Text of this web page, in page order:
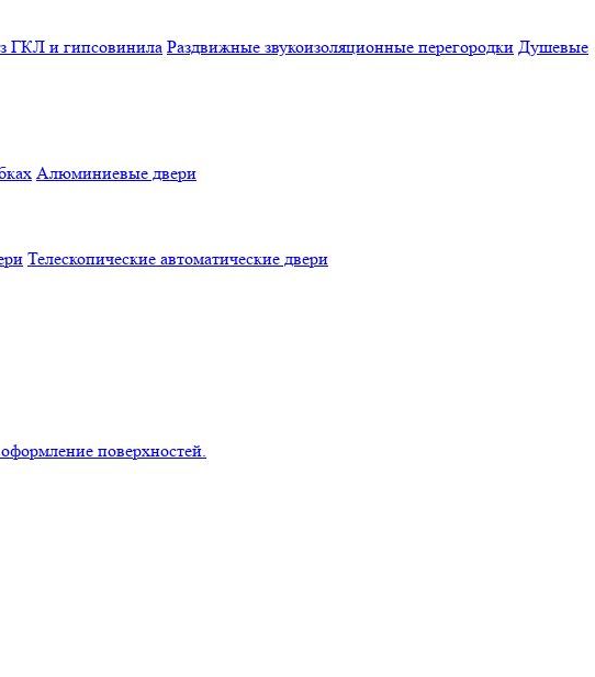
ГКЛ и гипсовинила Раздвижные звукоизоляционные перегородки Душевые
Алюминиевые двери
Телескопические автоматические двери
поверхностей.